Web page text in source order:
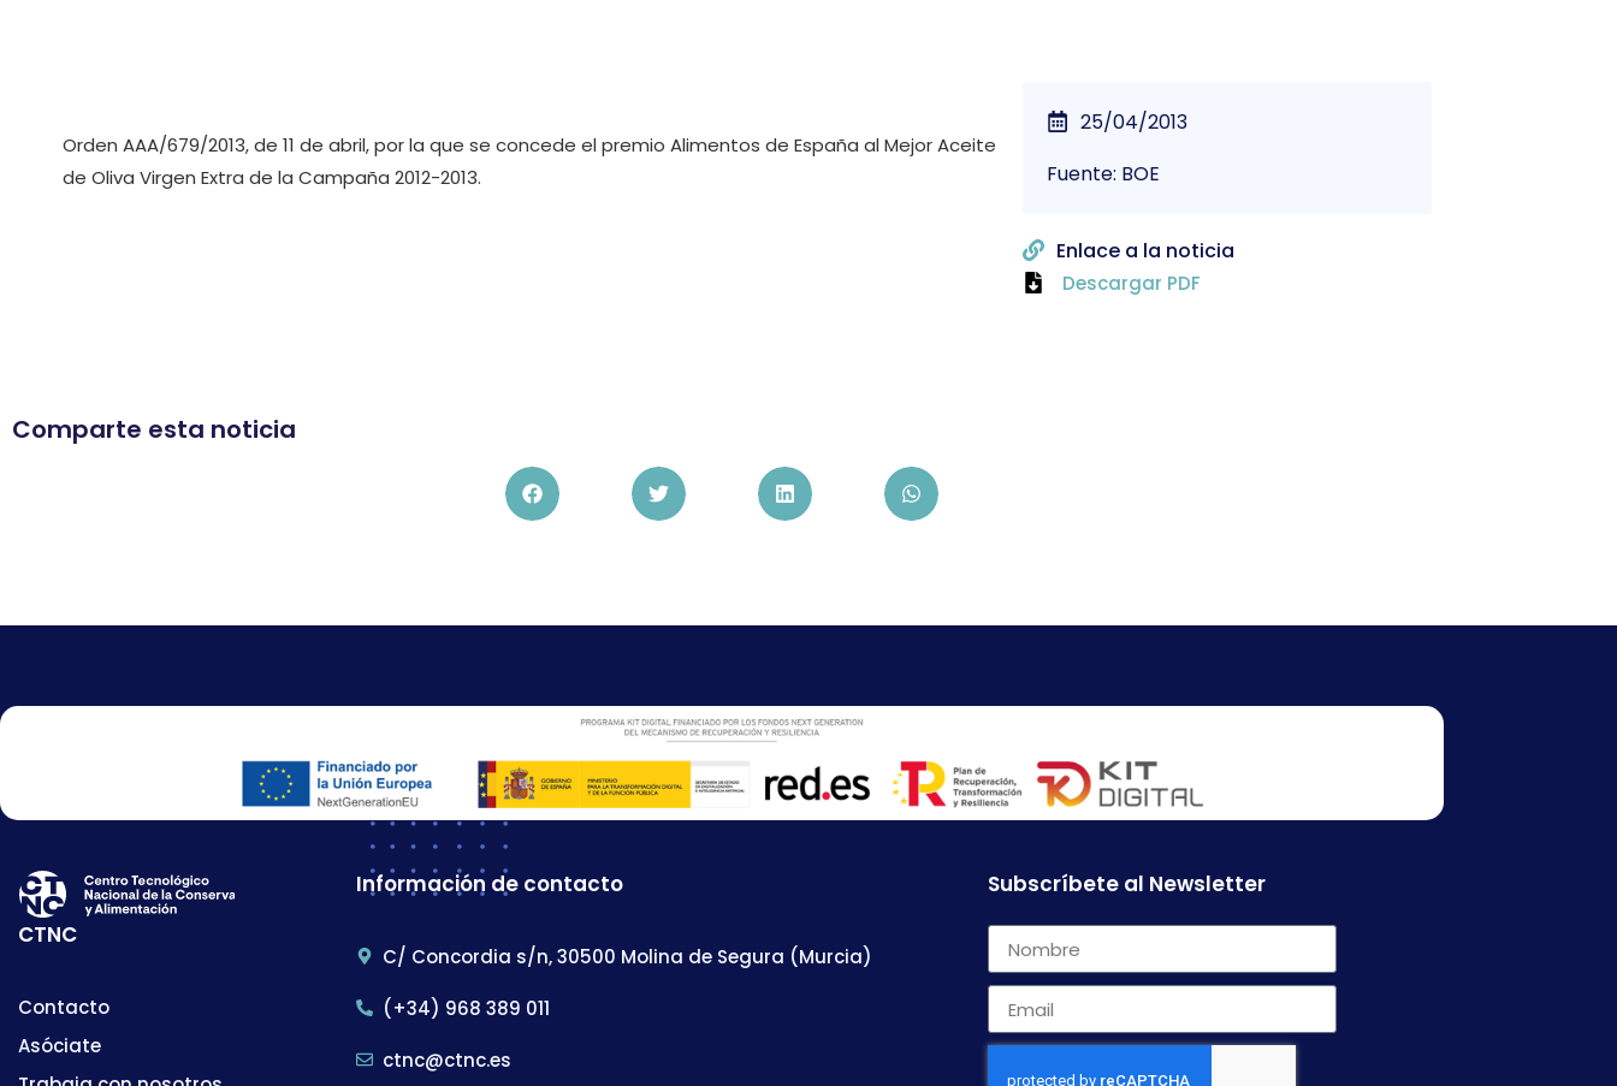
Orden AAA/679/2013, de 11 de abril, por la que se concede el premio Alimentos de España al Mejor Aceite
de Oliva Virgen Extra de la Campaña 2012-2013.
25/04/2013
Fuente: BOE
Enlace a la noticia
Descargar PDF
Comparte esta noticia
CTNC
Contacto
Asóciate
Información de contacto
C/ Concordia s/n, 30500 Molina de Segura (Murcia)
(+34) 968 389 011
ctnc@ctnc.es
Subscríbete al Newsletter